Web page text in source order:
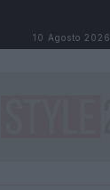
10 Agosto 2026